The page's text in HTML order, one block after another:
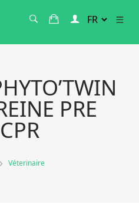
PRE
Véterinaire